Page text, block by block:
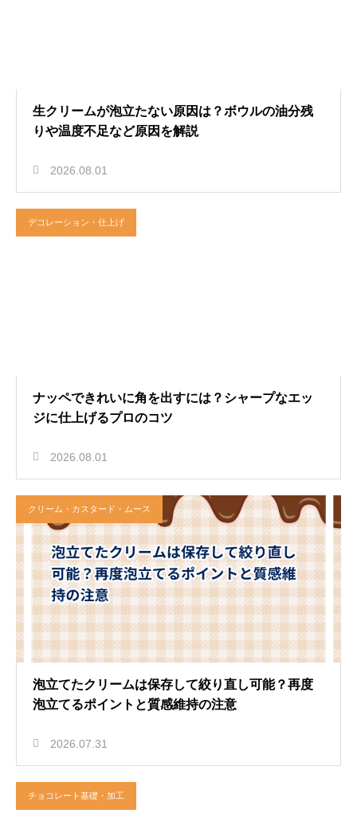
生クリームが泡立たない原因は？ボウルの油分残
りや温度不足など原因を解説
2026.08.01
デコレーション・仕上げ
ナッペできれいに角を出すには？シャープなエッ
ジに仕上げるプロのコツ
2026.08.01
クリーム・カスタード・ムース
泡立てたクリームは保存して絞り直し可能？再度
泡立てるポイントと質感維持の注意
2026.07.31
チョコレート基礎・加工